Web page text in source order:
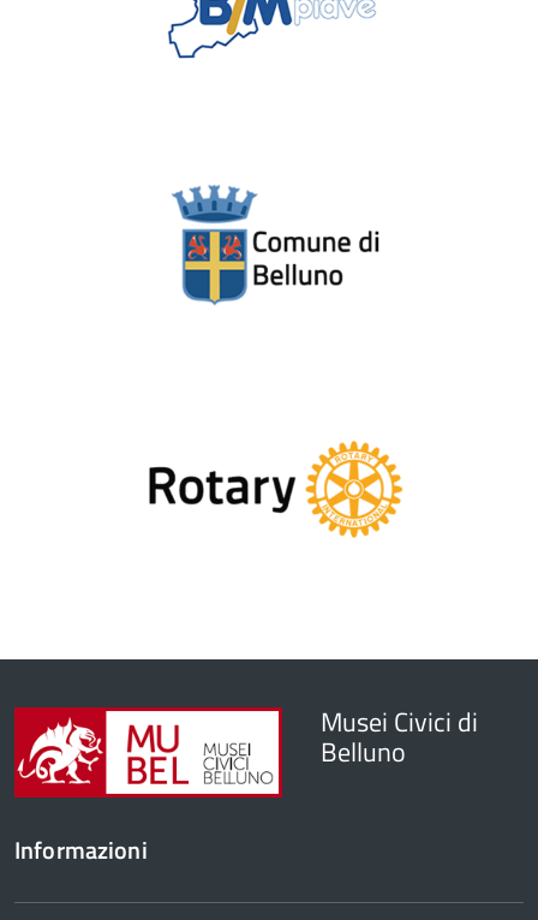
Musei Civici di
Belluno
Informazioni